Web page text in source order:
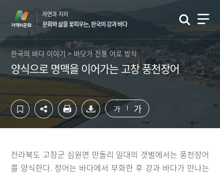
영
로
역
가
자연과 지리
문화와 삶을 꽃피우는, 한국의 강과 바다
한국의 바다 이야기 > 바닷가 전통 어로 방식
양식으로 명맥을 이어가는 고창 풍천장어
가 가
전라북도 고창군 심원면 만돌리 일대의 갯벌에서는 풍천장어
를 양식한다. 장어는 바다에서 부화한 후 강과 바다가 만나는